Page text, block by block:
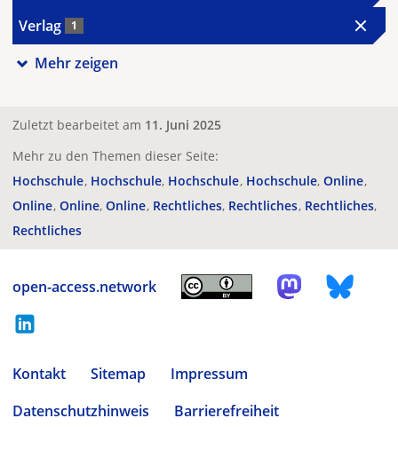
Verlag 1
Mehr zeigen
Zuletzt bearbeitet am 11. Juni 2025
Mehr zu den Themen dieser Seite:
Hochschule Hochschule Hochschule Hochschule Online
Online Online Online Rechtliches Rechtliches Rechtliches
Rechtliches
open-access.network
Kontakt Sitemap
Impressum
Datenschutzhinweis
Barrierefreiheit